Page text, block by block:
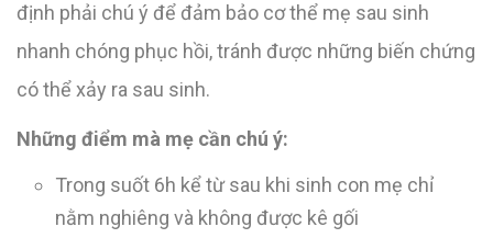
định phải chú ý để đảm bảo cơ thể mẹ sau sinh
nhanh chóng phục hồi, tránh được những biến chứng
có thể xảy ra sau sinh.
Những điểm mà mẹ cần chú ý:
Trong suốt 6h kể từ sau khi sinh con mẹ chỉ
nằm nghiêng và không được kê gối